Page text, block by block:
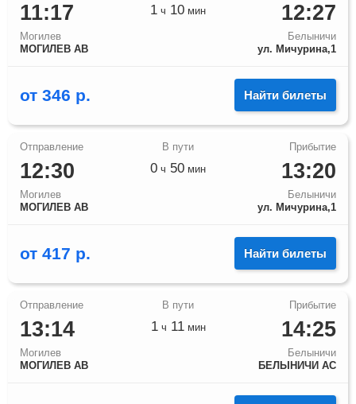
11:17
Могилев
МОГИЛЕВ АВ
12:27
Белыничи
ул. Мичурина,1
1 ч 10 мин
от 346 р. Найти билеты
12:30
Могилев
МОГИЛЕВ АВ
13:20
Белыничи
ул. Мичурина,1
0 ч 50 мин
от 417 р. Найти билеты
13:14
Могилев
МОГИЛЕВ АВ
14:25
Белыничи
БЕЛЫНИЧИ АС
1ч 11мин